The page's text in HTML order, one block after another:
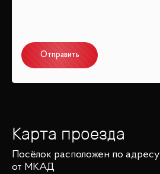
Отправить
Карта проезда
Посёлок расположен по адресу
от МКАД